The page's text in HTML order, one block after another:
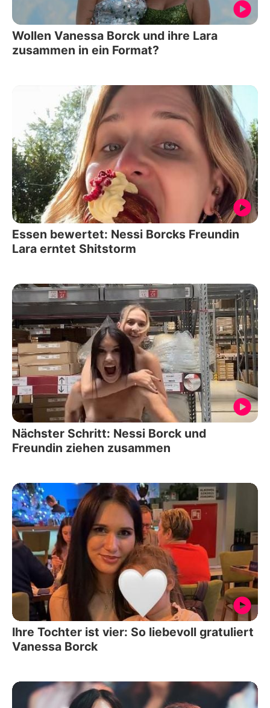
Wollen Vanessa Borck und ihre Lara
zusammen in ein Format?
Essen bewertet: Nessi Borcks Freundin
Lara erntet Shitstorm
Nächster Schritt: Nessi Borck und
Freundin ziehen zusammen
Ihre Tochter ist vier: So liebevoll gratuliert
Vanessa Borck